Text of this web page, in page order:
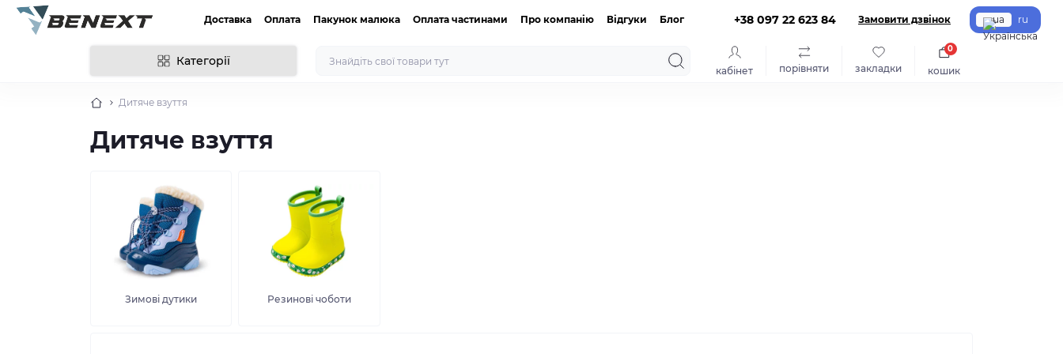
Доставка Оплата Пакунок малюка Оплата частинами Про компанію Відгуки Блог +38 097 22 623 84 Замовити дзвінок ua ru
Категорії
кабінет порівняти закладки кошик
0
Дитяче взуття
Дитяче взуття
Зимові дутики Резинові чоботи